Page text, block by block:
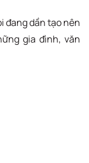
đang dần tạo nên
gia đình, văn